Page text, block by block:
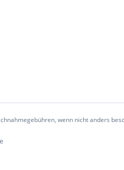
wenn nicht anders